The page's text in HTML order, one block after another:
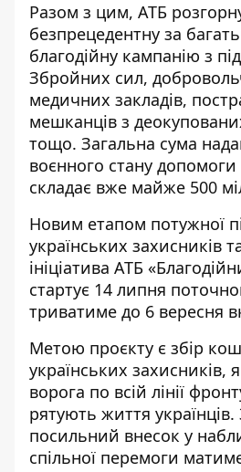
Разом з цим, АТБ
безпрецедентну за
благодійну кампанію з
Збройних сил,
медичних закладів,
мешканців з
тощо. Загальна сума
воєнного стану допомоги
складає вже майже 500
Новим етапом потужної
українських захисників
ініціатива АТБ
стартує 14 липня
триватиме до 6 вересня
Метою проєкту є збір
українських захисників,
ворога по всій лінії
рятують життя
посильний внесок у
спільної перемоги